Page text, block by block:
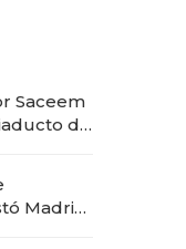
Saceem
de
Madrid: